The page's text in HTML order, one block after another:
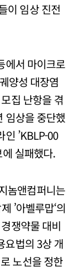
이 임상 진전
에서 마이크로
양성 대장염
집 난항을 겪
임상을 중단했
’KBLP-00
실패했다.
놈앤컴퍼니는
’아벨루맙‘의
쟁약물 대비
요법의 3상 개
노선을 정한